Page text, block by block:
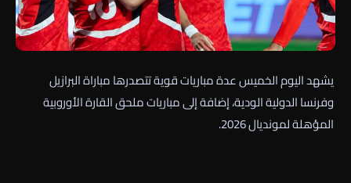
يشهد اليوم الخميس عدة مباريات قوية تتصدرها مباراة البرازيل
وفرنسا الدولية الودية، إضافة إلى مباريات ملحق القارة الأوروبية
المؤهلة لمونديال 2026.